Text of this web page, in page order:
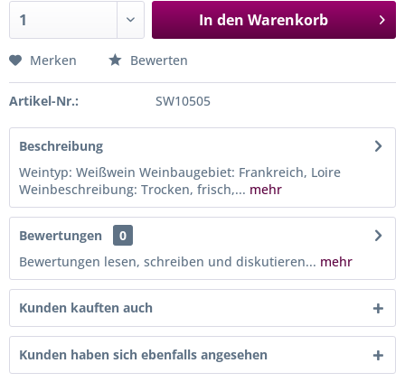
In den Warenkorb
Merken Bewerten
Artikel-Nr.: SW10505
Beschreibung
Weintyp: Weißwein Weinbaugebiet: Frankreich, Loire
Weinbeschreibung: Trocken, frisch,... mehr
Bewertungen
0
Bewertungen lesen, schreiben und diskutieren... mehr
Kunden kauften auch
Kunden haben sich ebenfalls angesehen